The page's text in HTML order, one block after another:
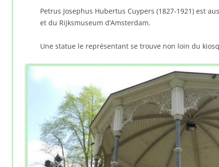
Petrus Josephus Hubertus Cuypers (1827-1921) est
et du Rijksmuseum d’Amsterdam.
Une statue le représentant se trouve non loin du